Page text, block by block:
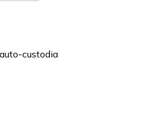
custodia